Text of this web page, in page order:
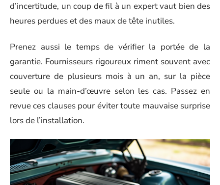
d’incertitude, un coup de fil à un expert vaut bien des
heures perdues et des maux de tête inutiles.
Prenez aussi le temps de vérifier la portée de la
garantie. Fournisseurs rigoureux riment souvent avec
couverture de plusieurs mois à un an, sur la pièce
seule ou la main-d’œuvre selon les cas. Passez en
revue ces clauses pour éviter toute mauvaise surprise
lors de l’installation.